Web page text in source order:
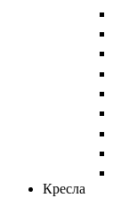
Кресла